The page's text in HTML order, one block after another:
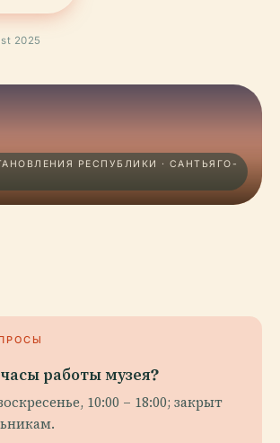
2025
РЕСПУБЛИКИ · САНТЬЯГО-
работы музея?
10:00 – 18:00; закрыт